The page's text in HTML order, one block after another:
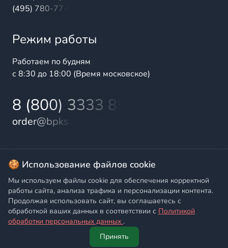
(495) 780-77-98
Режим работы
Работаем по будням
с 8:30 до 18:00 (Время московское)
8 (800) 3333 899
order@bpks.ru
© 2025 БалтПромКомплект — комплексные поставки
высококачественной продукции промышленного и
бытового назначения
Политика конфиденциальности,Согласие на обработку
персональных данных
🍪 Использование файлов cookie
Мы используем файлы cookie для обеспечения корректной
работы сайта, анализа трафика и персонализации контента.
Продолжая использовать сайт, вы соглашаетесь с
обработкой ваших данных в соответствии с Политикой
обработки персональных данных .
Принять